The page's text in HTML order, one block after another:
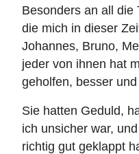
Besonders an all die
die mich in dieser
Johannes, Bruno,
jeder von ihnen hat
geholfen, besser
Sie hatten Geduld,
ich unsicher war,
richtig gut geklappt